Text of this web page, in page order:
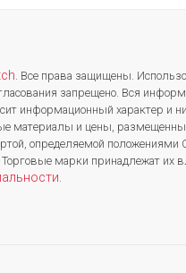
. Все права защищены.
запрещено. Вся
информационный характер и
материалы и цены,
определяемой положениями
марки принадлежат их
.